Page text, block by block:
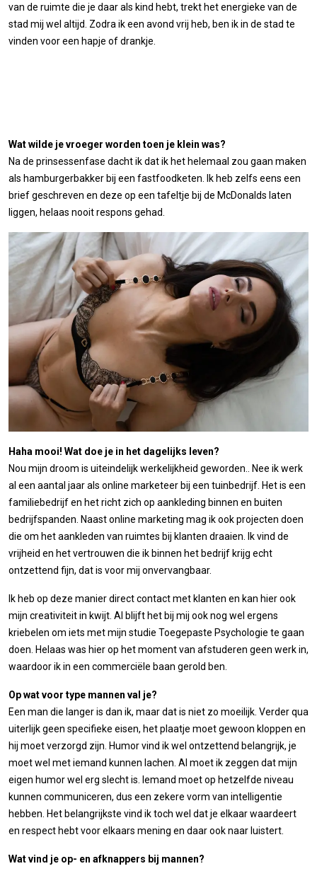
van de ruimte die je daar als kind hebt, trekt het energieke van de
stad mij wel altijd. Zodra ik een avond vrij heb, ben ik in de stad te
vinden voor een hapje of drankje.
Wat wilde je vroeger worden toen je klein was?
Na de prinsessenfase dacht ik dat ik het helemaal zou gaan maken
als hamburgerbakker bij een fastfoodketen. Ik heb zelfs eens een
brief geschreven en deze op een tafeltje bij de McDonalds laten
liggen, helaas nooit respons gehad.
Haha mooi! Wat doe je in het dagelijks leven?
Nou mijn droom is uiteindelijk werkelijkheid geworden.. Nee ik werk
al een aantal jaar als online marketeer bij een tuinbedrijf. Het is een
familiebedrijf en het richt zich op aankleding binnen en buiten
bedrijfspanden. Naast online marketing mag ik ook projecten doen
die om het aankleden van ruimtes bij klanten draaien. Ik vind de
vrijheid en het vertrouwen die ik binnen het bedrijf krijg echt
ontzettend fijn, dat is voor mij onvervangbaar.
Ik heb op deze manier direct contact met klanten en kan hier ook
mijn creativiteit in kwijt. Al blijft het bij mij ook nog wel ergens
kriebelen om iets met mijn studie Toegepaste Psychologie te gaan
doen. Helaas was hier op het moment van afstuderen geen werk in,
waardoor ik in een commerciële baan gerold ben.
Op wat voor type mannen val je?
Een man die langer is dan ik, maar dat is niet zo moeilijk. Verder qua
uiterlijk geen specifieke eisen, het plaatje moet gewoon kloppen en
hij moet verzorgd zijn. Humor vind ik wel ontzettend belangrijk, je
moet wel met iemand kunnen lachen. Al moet ik zeggen dat mijn
eigen humor wel erg slecht is. Iemand moet op hetzelfde niveau
kunnen communiceren, dus een zekere vorm van intelligentie
hebben. Het belangrijkste vind ik toch wel dat je elkaar waardeert
en respect hebt voor elkaars mening en daar ook naar luistert.
Wat vind je op- en afknappers bij mannen?